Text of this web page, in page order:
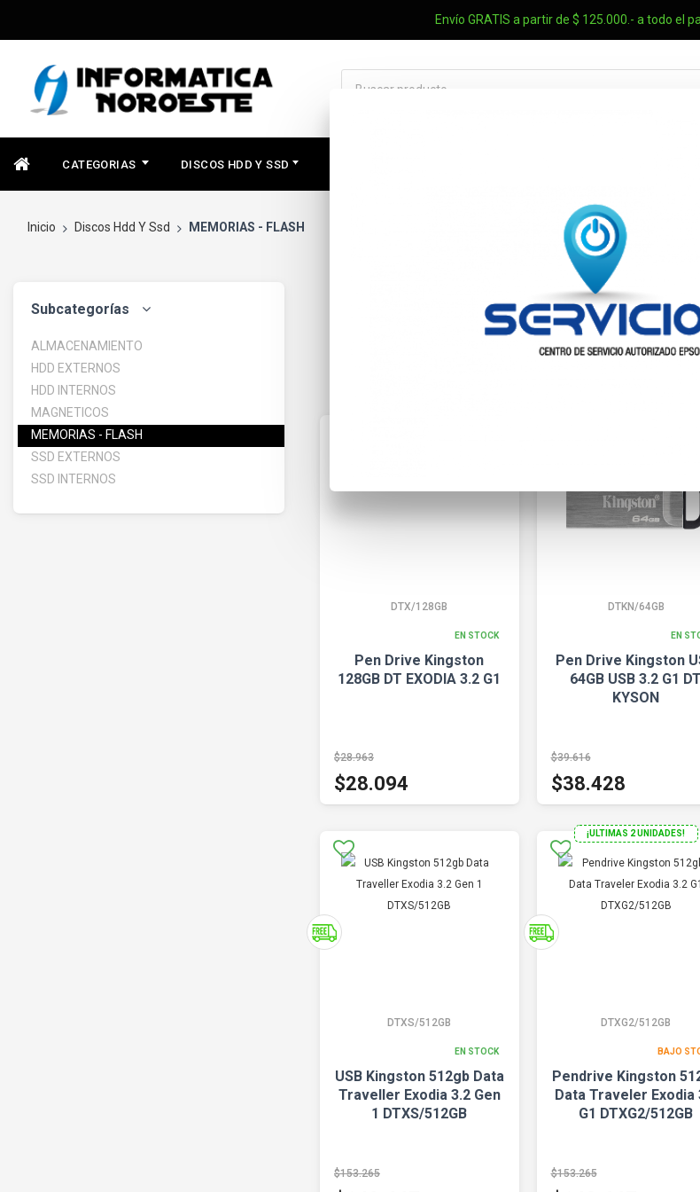
Envío GRATIS a partir de $ 125.000.- a todo el
CATEGORIAS DISCOS HDD Y SSD
Inicio Discos Hdd Y Ssd MEMORIAS - FLASH
Subcategorías
ALMACENAMIENTO
HDD EXTERNOS
HDD INTERNOS
MAGNETICOS
MEMORIAS - FLASH
SSD EXTERNOS
SSD INTERNOS
DTX/128GB
EN STOCK
Pen Drive Kingston
128GB DT EXODIA 3.2 G1
$28.963
$28.094
DTKN/64GB
EN
Pen Drive Kingston
64GB USB 3.2 G1 DT
KYSON
$39.616
$38.428
DTXS/512GB
EN STOCK
USB Kingston 512gb Data
Traveller Exodia 3.2 Gen
1 DTXS/512GB
$153.265
¡ULTIMAS 2 UNIDADES!
DTXG2/512GB
BAJO
Pendrive Kingston
Data Traveler Exodia
G1 DTXG2/512GB
$153.265